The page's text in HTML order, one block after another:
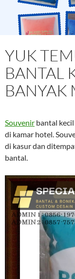
YUK
BANTAL
BANYAK
Souvenir bantal
di kamar hotel.
di kasur dan
bantal.